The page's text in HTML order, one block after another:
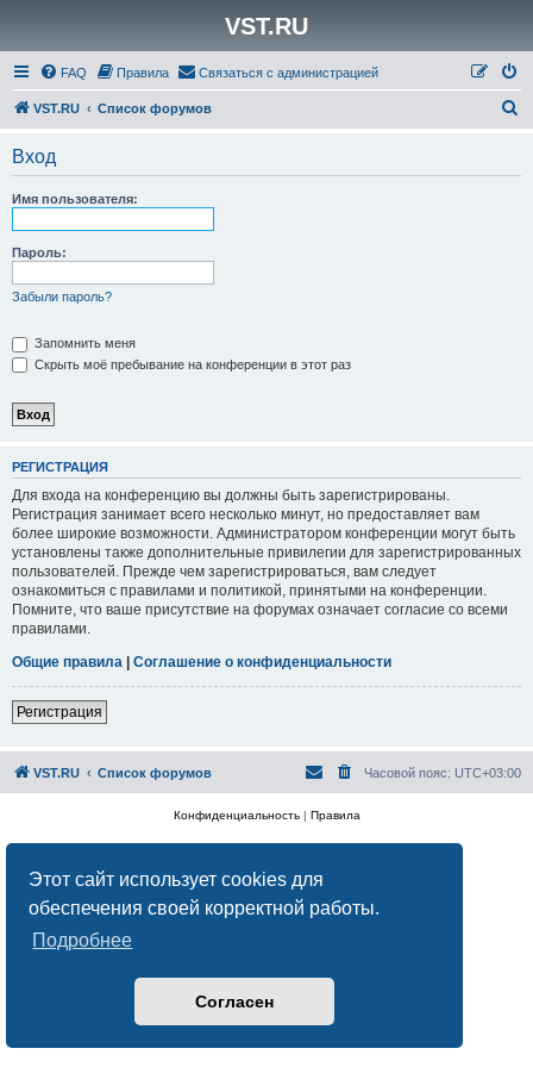
Этот сайт использует cookies для
обеспечения своей корректной работы.
Подробнее
Согласен
VST.RU
FAQ Правила Связаться с администрацией
VST.RU Список форумов
Вход
Имя пользователя:
Пароль:
Забыли пароль?
Запомнить меня
Скрыть моё пребывание на конференции в этот раз
РЕГИСТРАЦИЯ
Для входа на конференцию вы должны быть зарегистрированы.
Регистрация занимает всего несколько минут, но предоставляет вам
более широкие возможности. Администратором конференции могут быть
установлены также дополнительные привилегии для зарегистрированных
пользователей. Прежде чем зарегистрироваться, вам следует
ознакомиться с правилами и политикой, принятыми на конференции.
Помните, что ваше присутствие на форумах означает согласие со всеми
правилами.
Общие правила | Соглашение о конфиденциальности
Регистрация
VST.RU Список форумов Часовой пояс: UTC+03:00
Конфиденциальность| Правила